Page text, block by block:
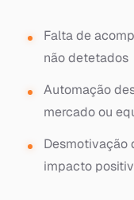
Falta de
não detetados
Automação
mercado ou
Desmotivação
impacto